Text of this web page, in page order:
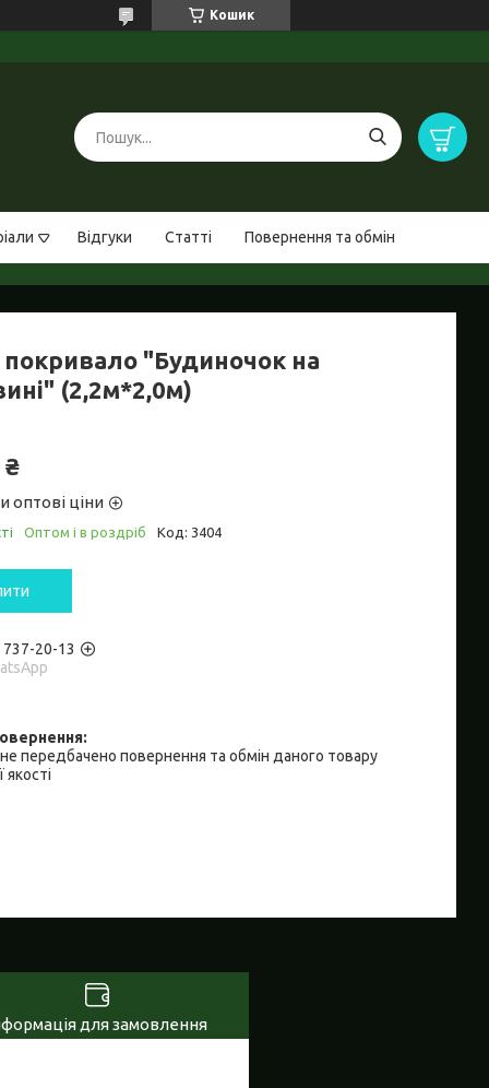
Кошик
Відгуки Статті Повернення та обмін
"Будиночок на
(2,2м*2,0м)
оптові ціни
Оптом і в роздріб Код: 3404
737-20-13
передбачено повернення та обмін даного товару
для замовлення